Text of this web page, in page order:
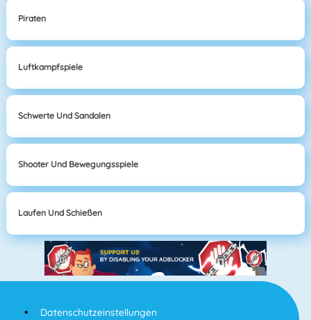
Piraten
Luftkampfspiele
Schwerte Und Sandalen
Shooter Und Bewegungsspiele
Laufen Und Schießen
Datenschutzeinstellungen